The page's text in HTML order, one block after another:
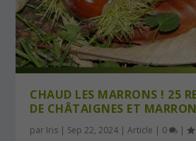
CHAUD LES MARRONS ! 25
DE CHÂTAIGNES ET
par Iris | Sep 22, 2024 |Article | 0 |